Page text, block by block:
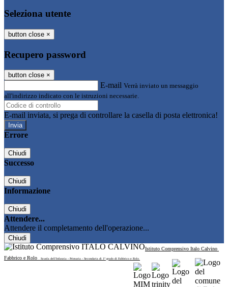
Seleziona utente
button close ×
Recupero password
button close ×
E-mail Verrà inviato un messaggio
all'indirizzo indicato con le istruzioni necessarie.
E-mail inviata, si prega di controllare la casella di posta elettronica!
Errore
Chiudi
Successo
Chiudi
Informazione
Chiudi
Attendere...
Attendere il completamento dell'operazione...
Chiudi
Istituto Comprensivo Italo Calvino
Fabbrico e Rolo
Scuola dell'Infanzia - Primaria - Secondaria di 1° grado di Fabbrico e Rolo